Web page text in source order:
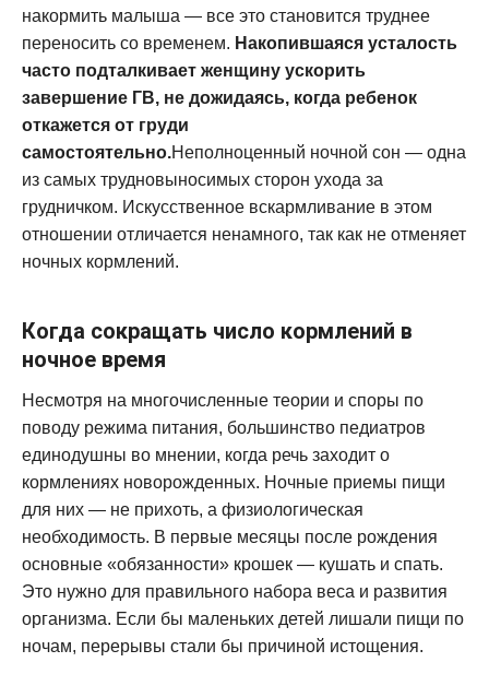
накормить малыша — все это становится труднее
переносить со временем. Накопившаяся усталость
часто подталкивает женщину ускорить
завершение ГВ, не дожидаясь, когда ребенок
откажется от груди
самостоятельно.Неполноценный ночной сон — одна
из самых трудновыносимых сторон ухода за
грудничком. Искусственное вскармливание в этом
отношении отличается ненамного, так как не отменяет
ночных кормлений.
Когда сокращать число кормлений в
ночное время
Несмотря на многочисленные теории и споры по
поводу режима питания, большинство педиатров
единодушны во мнении, когда речь заходит о
кормлениях новорожденных. Ночные приемы пищи
для них — не прихоть, а физиологическая
необходимость. В первые месяцы после рождения
основные «обязанности» крошек — кушать и спать.
Это нужно для правильного набора веса и развития
организма. Если бы маленьких детей лишали пищи по
ночам, перерывы стали бы причиной истощения.